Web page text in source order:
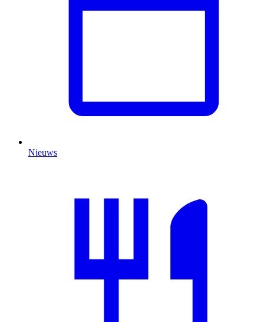
Nieuws